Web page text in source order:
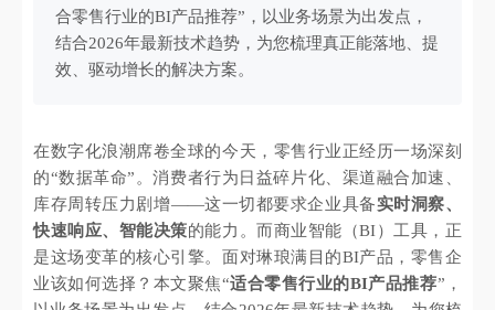
合零售行业的BI产品推荐”，以业务场景为出发点，
结合2026年最新技术趋势，为您梳理真正能落地、提
效、驱动增长的解决方案。
在数字化浪潮席卷全球的今天，零售行业正经历一场深刻
的“数据革命”。消费者行为日益碎片化、渠道融合加速、
库存周转压力剧增——这一切都要求企业具备实时洞察、
快速响应、智能决策的能力。而商业智能（BI）工具，正
是这场变革的核心引擎。面对琳琅满目的BI产品，零售企
业该如何选择？本文聚焦“适合零售行业的BI产品推荐”，